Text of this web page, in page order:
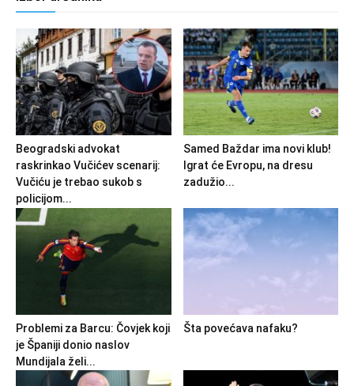
Beogradski advokat
raskrinkao Vučićev scenarij:
Vučiću je trebao sukob s
policijom...
Samed Baždar ima novi klub!
Igrat će Evropu, na dresu
zadužio...
Problemi za Barcu: Čovjek koji
je Španiji donio naslov
Mundijala želi...
Šta povećava nafaku?